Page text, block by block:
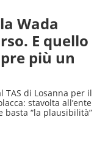
Wada
E quello
più un
TAS di Losanna per il
stavolta all’ente
basta “la plausibilità”